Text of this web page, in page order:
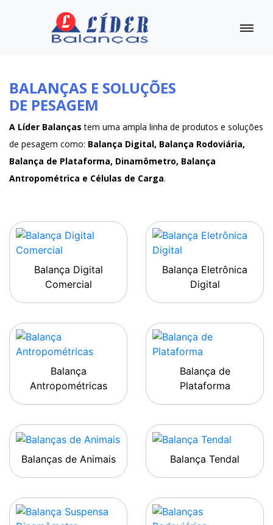
BALANÇAS E SOLUÇÕES
DE PESAGEM
A Líder Balanças tem uma ampla linha de produtos e soluções
de pesagem como: Balança Digital, Balança Rodoviária,
Balança de Plataforma, Dinamômetro, Balança
Antropométrica e Células de Carga.
Balança Digital
Comercial
Balança Eletrônica
Digital
Balança
Antropométricas
Balança de
Plataforma
Balanças de Animais Balança Tendal